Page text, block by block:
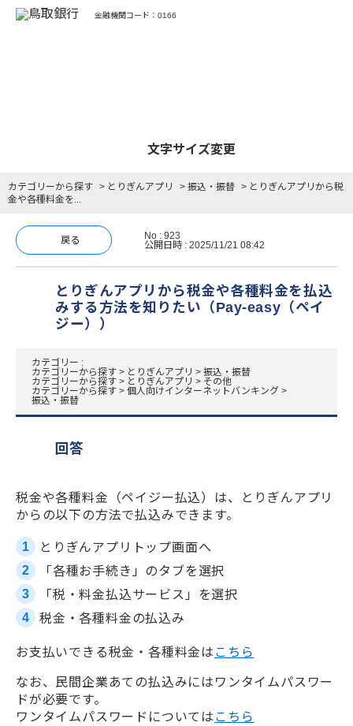
金融機関コード：0166
文字サイズ変更
カテゴリーから探す > とりぎんアプリ > 振込・振替 > とりぎんアプリから税
金や各種料金を...
戻る
No : 923
公開日時 : 2025/11/21 08:42
とりぎんアプリから税金や各種料金を払込
みする方法を知りたい（Pay-easy（ペイ
ジー））
カテゴリー :
カテゴリーから探す > とりぎんアプリ >振込・振替
カテゴリーから探す > とりぎんアプリ > その他
カテゴリーから探す >個人向けインターネットバンキング >
振込・振替
回答
税金や各種料金（ペイジー払込）は、とりぎんアプリ
からの以下の方法で払込みできます。
とりぎんアプリトップ画面へ
「各種お手続き」のタブを選択
「税・料金払込サービス」を選択
税金・各種料金の払込み
お支払いできる税金・各種料金は こちら
なお、民間企業あての払込みにはワンタイムパスワー
ドが必要です。
ワンタイムパスワードについては こちら